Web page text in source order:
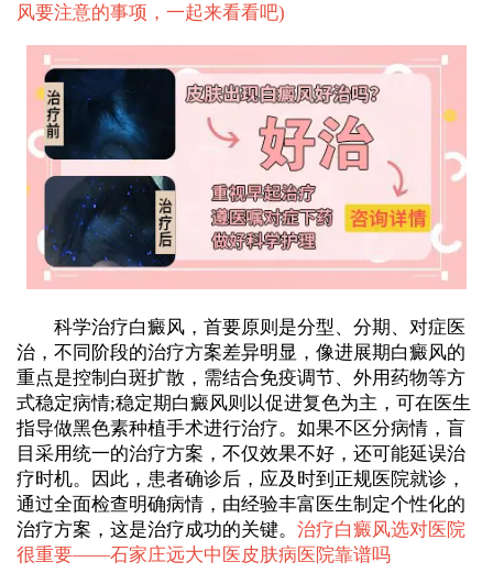
风要注意的事项，一起来看看吧)
科学治疗白癜风，首要原则是分型、分期、对症医
治，不同阶段的治疗方案差异明显，像进展期白癜风的
重点是控制白斑扩散，需结合免疫调节、外用药物等方
式稳定病情;稳定期白癜风则以促进复色为主，可在医生
指导做黑色素种植手术进行治疗。如果不区分病情，盲
目采用统一的治疗方案，不仅效果不好，还可能延误治
疗时机。因此，患者确诊后，应及时到正规医院就诊，
通过全面检查明确病情，由经验丰富医生制定个性化的
治疗方案，这是治疗成功的关键。 治疗白癜风选对医院
很重要——石家庄远大中医皮肤病医院靠谱吗